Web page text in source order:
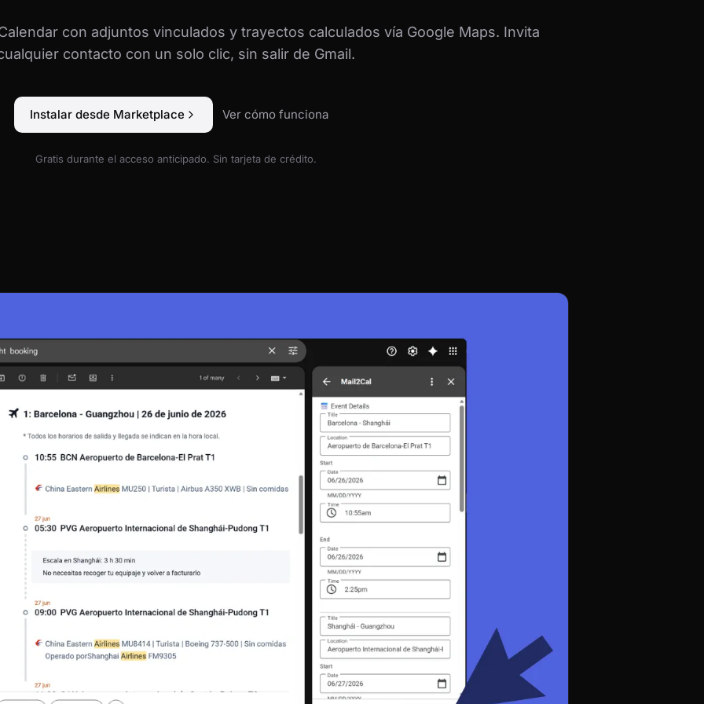
con adjuntos vinculados y trayectos calculados vía Google Maps. Invita
contacto con un solo clic, sin salir de Gmail.
Instalar desde Marketplace Ver cómo funciona
Gratis durante el acceso anticipado. Sin tarjeta de crédito.